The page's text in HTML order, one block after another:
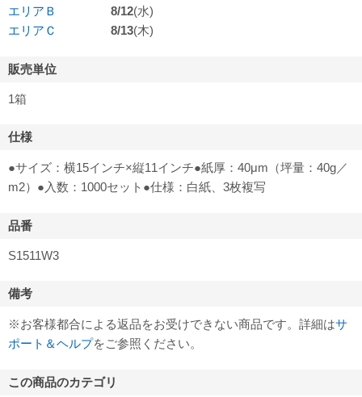
エリアＢ
8/12(水)
エリアＣ
8/13(木)
販売単位
1箱
仕様
●サイズ：横15インチ×縦11インチ●紙厚：40μm（坪量：40g／
m2）●入数：1000セット●仕様：白紙、3枚複写
品番
S1511W3
備考
※お客様都合による返品をお受けできない商品です。詳細はサ
ポート＆ヘルプをご参照ください。
この商品のカテゴリ